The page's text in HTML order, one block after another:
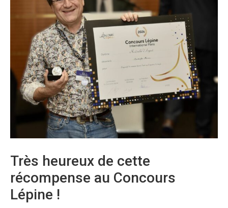
Très heureux de cette
récompense au Concours
Lépine !